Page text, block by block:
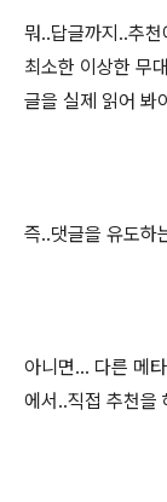
뭐..답글까지..추
최소한 이상한 무
글을 실제 읽어 봐
즉..댓글을 유도하
아니면... 다른 메
에서..직접 추천을